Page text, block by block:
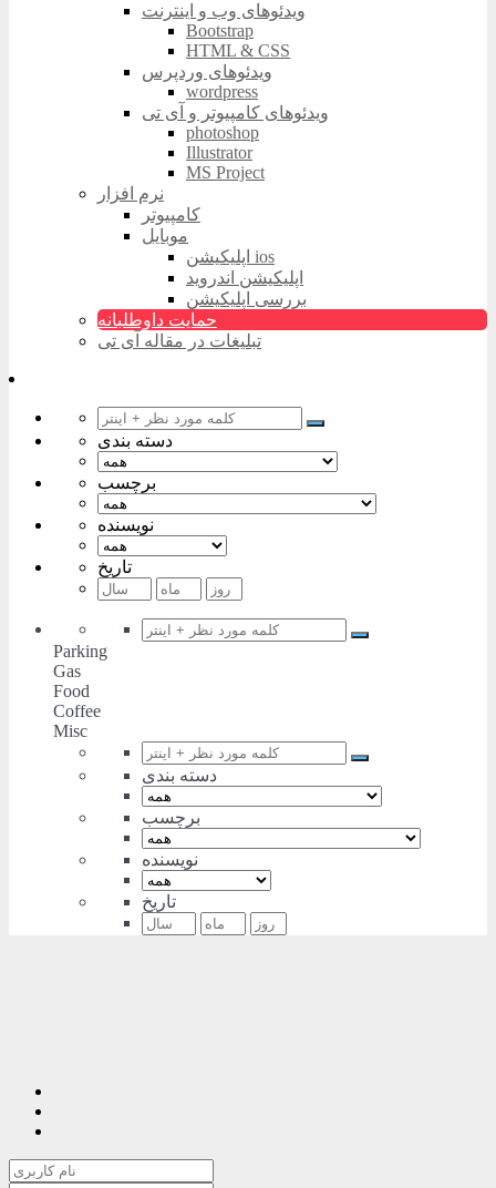
ویدئوهای وب و اینترنت
Bootstrap
HTML & CSS
ویدئوهای وردپرس
wordpress
ویدئوهای کامپیوتر و آی تی
photoshop
Illustrator
MS Project
نرم افزار
کامپیوتر
موبایل
اپلیکیشن ios
اپلیکیشن اندروید
بررسی اپلیکیشن
حمایت داوطلبانه
تبلیغات در مقاله آی تی
دسته بندی
برچسب
نویسنده
تاریخ
Parking
Gas
Food
Coffee
Misc
دسته بندی
برچسب
نویسنده
تاریخ